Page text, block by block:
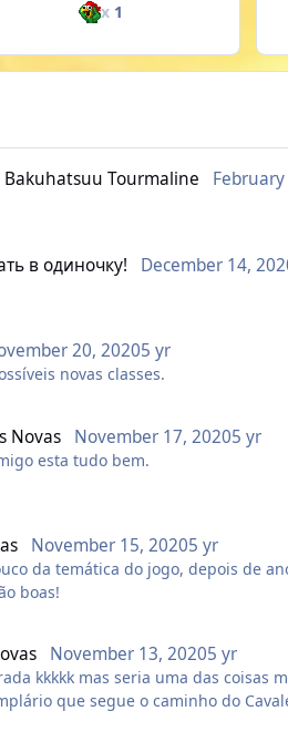
x 1
Bakuhatsuu Tourmaline February
в одиночку! December 14,
20, 20205 yr
novas classes.
Novas November 17, 20205 yr
esta tudo bem.
opiniões construtivas e ou
muito para isto.
melhor elas se encaixariam.
novas armas.
November 15, 20205 yr
da temática do jogo, depois de
boas!
November 13, 20205 yr
kkkkk mas seria uma das coisas
que segue o caminho do